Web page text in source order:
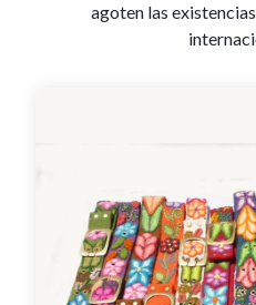
agoten las